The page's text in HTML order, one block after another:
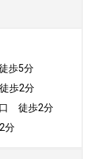
歩5分
歩2分
　徒歩2分
分